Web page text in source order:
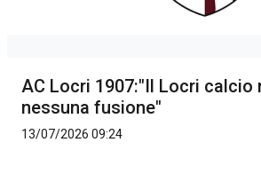
AC Locri 1907:"Il Locri calcio
nessuna fusione"
13/07/2026 09:24